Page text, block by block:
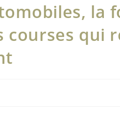
la
courses qui